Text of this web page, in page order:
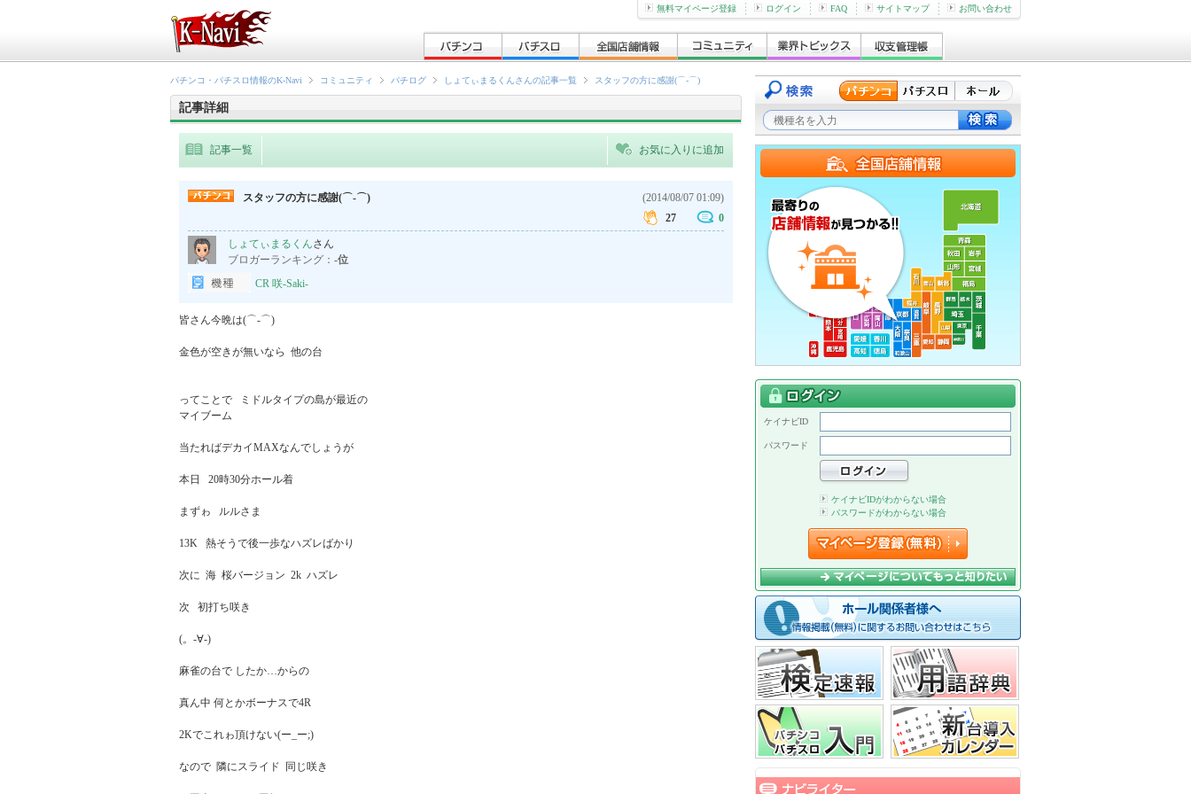
無料マイページ登録 ログイン FAQ サイトマップ お問い合わせ
パチンコ・パチスロ情報のK-Navi コミュニティ パチログ しょてぃまるくんさんの記事一覧 スタッフの方に感謝(⌒‐⌒)
記事詳細
記事一覧 お気に入りに追加
スタッフの方に感謝(⌒‐⌒)
(2014/08/07 01:09)
27
0
しょてぃまるくんさん
ブロガーランキング： -位
CR 咲-Saki-
皆さん今晩は(⌒‐⌒)
金色が空きが無いなら  他の台
ってことで   ミドルタイプの島が最近の
マイブーム
当たればデカイMAXなんでしょうが
本日   20時30分ホール着
まずゎ   ルルさま
13K   熱そうで後一歩なハズレばかり
次に  海  桜バージョン  2k  ハズレ
次   初打ち咲き
(。-∀-)
麻雀の台で したか…からの
真ん中 何とかボーナスで4R
2Kでこれゎ頂けない(ー_ー;)
なので  隣にスライド  同じ咲き
ケイナビID
パスワード
ケイナビIDがわからない場合
パスワードがわからない場合